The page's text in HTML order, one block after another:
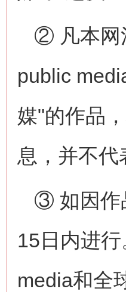
② 凡本网
public
媒"的作品
息，并不
③ 如因作
15日内进
media和全